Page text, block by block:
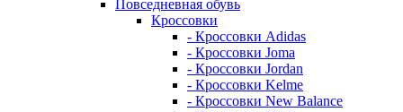
Повседневная обувь
Кроссовки
- Кроссовки Adidas
- Кроссовки Joma
- Кроссовки Jordan
- Кроссовки Kelme
- Кроссовки New Balance